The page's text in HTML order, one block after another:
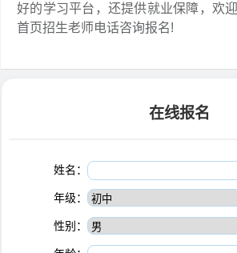
好的学习平台，还提供就业保障，欢
首页招生老师电话咨询报名!
在线报名
姓名：
年级：
性别：